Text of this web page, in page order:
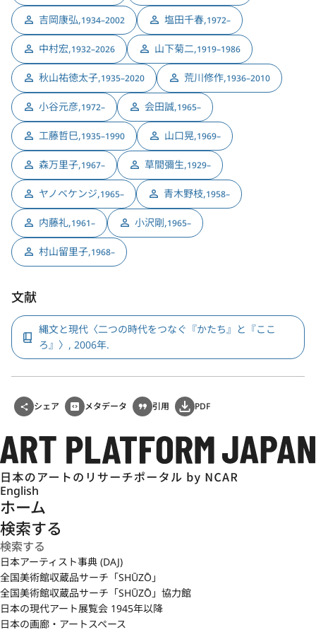
吉岡康弘,1934–2002 塩田千春,1972–
中村宏,1932–2026 山下菊二,1919–1986
秋山祐徳太子,1935–2020 荒川修作,1936–2010
小谷元彦,1972– 会田誠,1965–
工藤哲巳,1935–1990 山口晃,1969–
森万里子,1967– 草間彌生,1929–
ヤノベケンジ,1965– 青木野枝,1958–
内藤礼,1961– 小沢剛,1965–
村山留里子,1968–
文献
縄文と現代〈二つの時代をつなぐ『かたち』と『ここ
ろ』〉, 2006年.
シェア メタデータ 引用 PDF
English
ホーム
検索する
日本アーティスト事典 (DAJ)
全国美術館収蔵品サーチ「SHŪZŌ」
全国美術館収蔵品サーチ「SHŪZŌ」協力館
日本の現代アート展覧会 1945年以降
日本の画廊・アートスペース